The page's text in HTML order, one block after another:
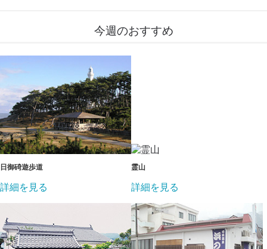
今週のおすすめ
日御碕遊歩道
詳細を見る
霊山
詳細を見る